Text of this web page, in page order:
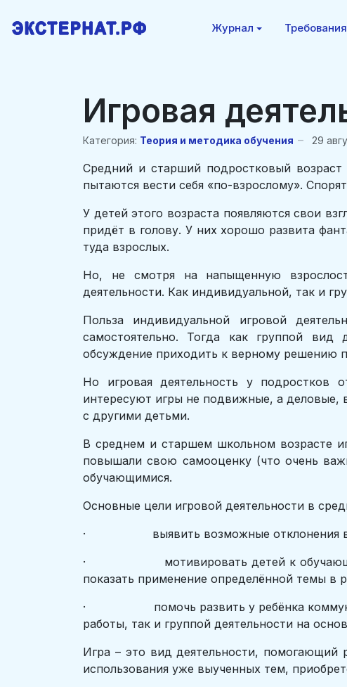
Журнал
Игровая
Категория: Теория и методика обучения 29
Средний и старший подростковый
пытаются вести себя «по-взрослому».
У детей этого возраста появляются свои
придёт в голову. У них хорошо развита
туда взрослых.
Но, не смотря на напыщенную
деятельности. Как индивидуальной, так и
Польза индивидуальной игровой
самостоятельно. Тогда как группой вид
обсуждение приходить к верному решению
Но игровая деятельность у подростков
интересуют игры не подвижные, а деловые,
с другими детьми.
В среднем и старшем школьном возрасте
повышали свою самооценку (что очень
обучающимися.
Основные цели игровой деятельности в
· выявить возможные отклонения в
· мотивировать детей к обучающейся
показать применение определённой темы в
· помочь развить у ребёнка
работы, так и группой деятельности на
Игра – это вид деятельности, помогающий
использования уже выученных тем,